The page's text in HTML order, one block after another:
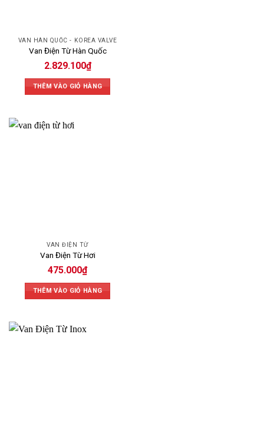
VAN HÀN QUỐC - KOREA VALVE
Van Điện Từ Hàn Quốc
2.829.100₫
THÊM VÀO GIỎ HÀNG
VAN ĐIỆN TỪ
Van Điện Từ Hơi
475.000₫
THÊM VÀO GIỎ HÀNG